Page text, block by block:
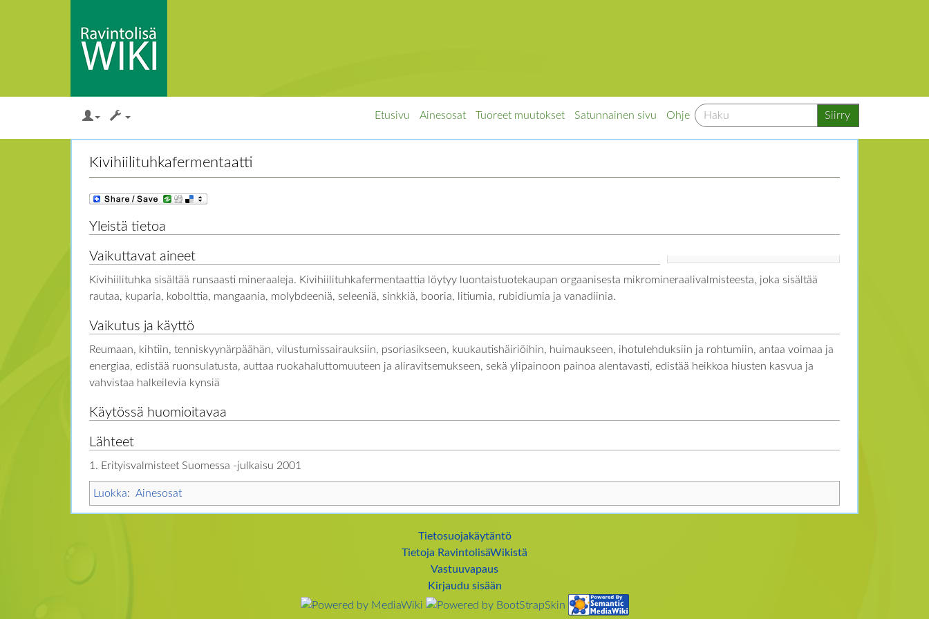
Etusivu Ainesosat Tuoreet muutokset Satunnainen sivu Ohje
Loikkaa: valikkoon
Kivihiilituhkafermentaatti
Yleistä tietoa
Vaikuttavat aineet
Kivihiilituhka sisältää runsaasti mineraaleja. Kivihiilituhkafermentaattia löytyy luontaistuotekaupan orgaanisesta mikromineraalivalmisteesta, joka sisältää
rautaa, kuparia, kobolttia, mangaania, molybdeeniä, seleeniä, sinkkiä, booria, litiumia, rubidiumia ja vanadiinia.
Vaikutus ja käyttö
Reumaan, kihtiin, tenniskyynärpäähän, vilustumissairauksiin, psoriasikseen, kuukautishäiriöihin, huimaukseen, ihotulehduksiin ja rohtumiin, antaa voimaa ja
energiaa, edistää ruonsulatusta, auttaa ruokahaluttomuuteen ja aliravitsemukseen, sekä ylipainoon painoa alentavasti, edistää heikkoa hiusten kasvua ja
vahvistaa halkeilevia kynsiä
Käytössä huomioitavaa
Lähteet
1. Erityisvalmisteet Suomessa -julkaisu 2001
Luokka: Ainesosat
Tietosuojakäytäntö
Tietoja RavintolisäWikistä
Vastuuvapaus
Kirjaudu sisään